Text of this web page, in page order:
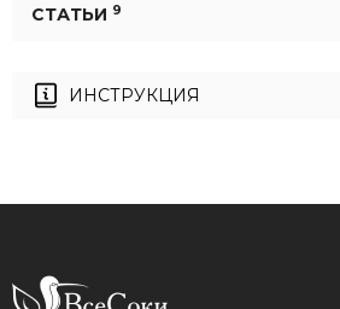
СТАТЬИ 9
ИНСТРУКЦИЯ